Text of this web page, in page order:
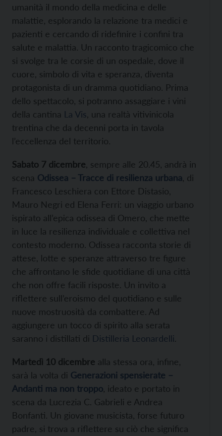
umanità il mondo della medicina e delle
malattie, esplorando la relazione tra medici e
pazienti e cercando di ridefinire i confini tra
salute e malattia. Un racconto tragicomico che
si svolge tra le corsie di un ospedale, dove il
cuore, simbolo di vita e speranza, diventa
protagonista di un dramma quotidiano. Prima
dello spettacolo, si potranno assaggiare i vini
della cantina La Vis , una realtà vitivinicola
trentina che da decenni porta in tavola
l’eccellenza del territorio.
Sabato 7 dicembre , sempre alle 20.45, andrà in
scena Odissea – Tracce di resilienza urbana , di
Francesco Leschiera con Ettore Distasio,
Mauro Negri ed Elena Ferri: un viaggio urbano
ispirato all’epica odissea di Omero, che mette
in luce la resilienza individuale e collettiva nel
contesto moderno. Odissea racconta storie di
attese, lotte e speranze attraverso tre figure
che affrontano le sfide quotidiane di una città
che non offre facili risposte. Un invito a
riflettere sull’eroismo del quotidiano e sulle
nuove mostruosità da combattere. Ad
aggiungere un tocco di spirito alla serata
saranno i distillati di Distilleria Leonardelli.
Martedì 10 dicembre alla stessa ora, infine,
sarà la volta di Generazioni spensierate –
Andanti ma non troppo , ideato e portato in
scena da Lucrezia C. Gabrieli e Andrea
Bonfanti. Un giovane musicista, forse futuro
padre, si trova a riflettere su ciò che significa